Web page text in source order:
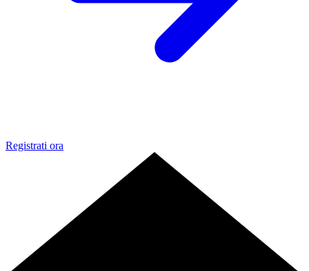
Registrati ora